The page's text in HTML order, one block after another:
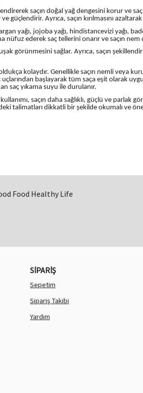
saçın doğal yağ dengesini korur ve
güçlendirir. Ayrıca, saçın kırılmasını azaltarak
yağı, jojoba yağı, hindistancevizi yağı,
nüfuz ederek saç tellerini onarır ve saçın
görünmesini sağlar. Ayrıca, saçın
oldukça kolaydır. Genellikle saçın nemli veya
uçlarından başlayarak tüm saça eşit olarak
saç yıkama suyu ile durulanır.
kullanımı, saçın daha sağlıklı, güçlü ve
talimatları dikkatli bir şekilde okumalı ve
Food Healthy Life
SİPARİŞ
Sepetim
Sipariş Takibi
Yardım